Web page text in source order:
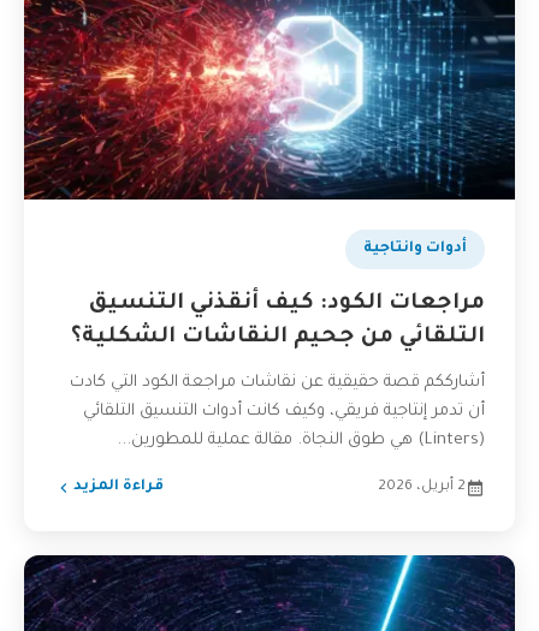
أدوات وانتاجية
مراجعات الكود: كيف أنقذني التنسيق
التلقائي من جحيم النقاشات الشكلية؟
أشارككم قصة حقيقية عن نقاشات مراجعة الكود التي كادت
أن تدمر إنتاجية فريقي، وكيف كانت أدوات التنسيق التلقائي
(Linters) هي طوق النجاة. مقالة عملية للمطورين...
2 أبريل، 2026 قراءة المزيد